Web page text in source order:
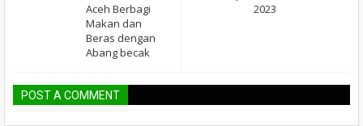
2023
Aceh Berbagi
Makan dan
Beras dengan
Abang becak
POST A COMMENT